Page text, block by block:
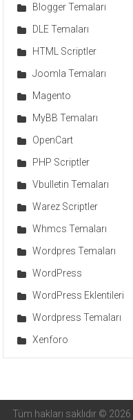
Blogger Temaları
DLE Temaları
HTML Scriptler
Joomla Temaları
Magento
MyBB Temaları
OpenCart
PHP Scriptler
Vbulletin Temaları
Warez Scriptler
Whmcs Temaları
Wordpres Temaları
WordPress
WordPress Eklentileri
Wordpress Temaları
Xenforo
Tüm hakları saklıdır © 2026